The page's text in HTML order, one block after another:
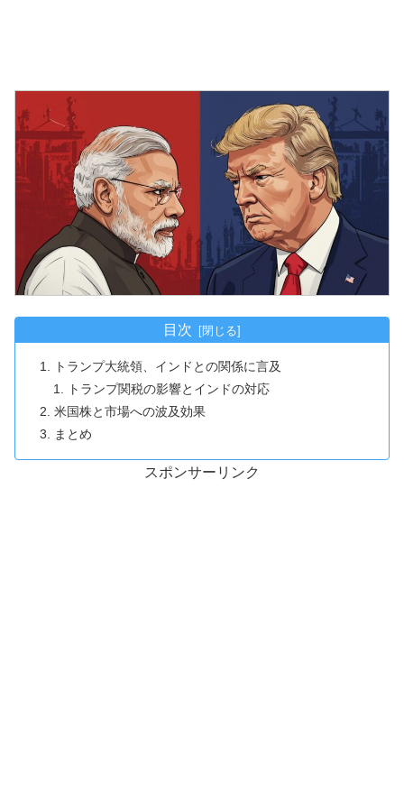
目次
トランプ大統領、インドとの関係に言及
トランプ関税の影響とインドの対応
米国株と市場への波及効果
まとめ
スポンサーリンク